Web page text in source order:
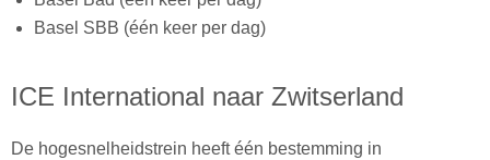
Basel SBB (één keer per dag)
ICE International naar Zwitserland
De hogesnelheidstrein heeft één bestemming in